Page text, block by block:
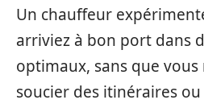
Un chauffeur
arriviez à bon port dans
optimaux, sans que vous
soucier des itinéraires ou